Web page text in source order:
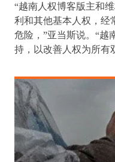
“越南人权博客版主和
利和其他基本人权，经
危险，”亚当斯说。“越
持，以改善人权为所有